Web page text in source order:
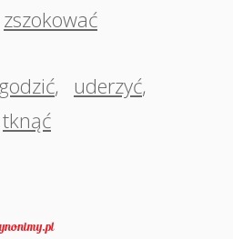
zszokować
, uderzyć,
tknąć